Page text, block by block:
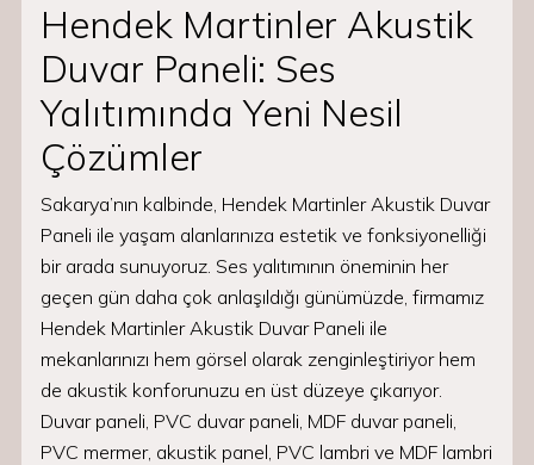
Hendek Martinler Akustik
Duvar Paneli: Ses
Yalıtımında Yeni Nesil
Çözümler
Sakarya’nın kalbinde, Hendek Martinler Akustik Duvar
Paneli ile yaşam alanlarınıza estetik ve fonksiyonelliği
bir arada sunuyoruz. Ses yalıtımının öneminin her
geçen gün daha çok anlaşıldığı günümüzde, firmamız
Hendek Martinler Akustik Duvar Paneli ile
mekanlarınızı hem görsel olarak zenginleştiriyor hem
de akustik konforunuzu en üst düzeye çıkarıyor.
Duvar paneli, PVC duvar paneli, MDF duvar paneli,
PVC mermer, akustik panel, PVC lambri ve MDF lambri